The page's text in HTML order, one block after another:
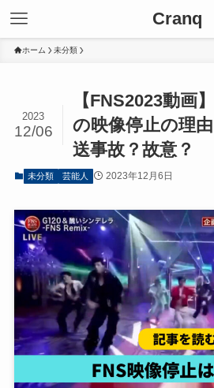
Cranq
ホーム 未分類
【FNS2023動画
の映像停止の理
送事故？故意？
2023
12/06
未分類 芸能人 2023年12月6日